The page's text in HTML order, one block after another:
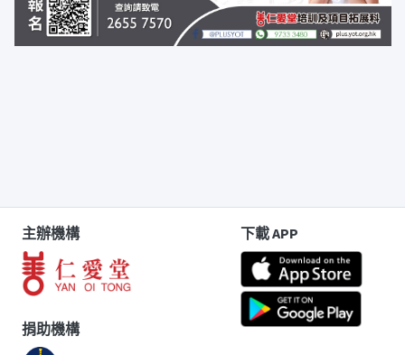
主辦機構
捐助機構
下載 APP